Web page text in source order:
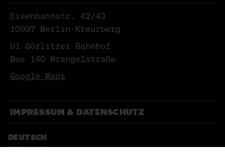
Eisenbahnstr. 42/43
10997 Berlin-Kreuzberg
U1 Görlitzer Bahnhof
Bus 140 Wrangelstraße
Google Maps
IMPRESSUM & DATENSCHUTZ
DEUTSCH
ENGLISCH